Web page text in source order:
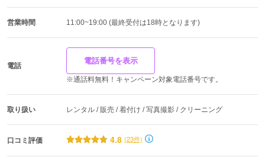
営業時間 11:00~19:00 (最終受付は18時となります)
電話
電話番号を表示
※通話料無料！キャンペーン対象電話番号です。
取り扱い レンタル / 販売 / 着付け / 写真撮影 / クリーニング
口コミ評価 4.8 (23件)